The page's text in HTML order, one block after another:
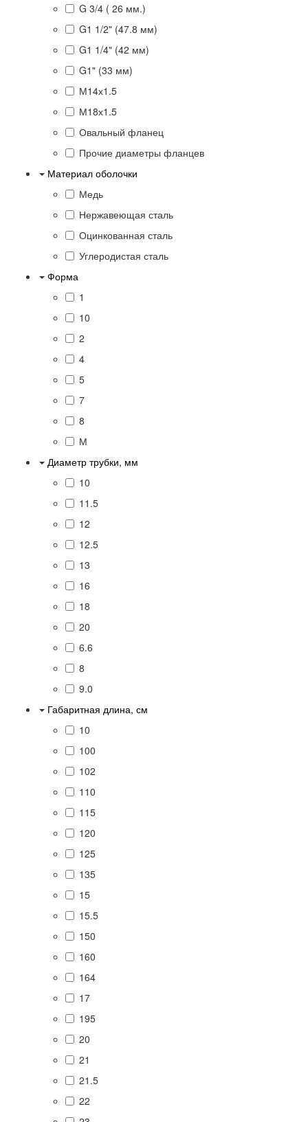
G 3/4 ( 26 мм.)
G1 1/2" (47.8 мм)
G1 1/4" (42 мм)
G1" (33 мм)
М14х1.5
М18х1.5
Овальный фланец
Прочие диаметры фланцев
Материал оболочки
Медь
Нержавеющая сталь
Оцинкованная сталь
Углеродистая сталь
Форма
1
10
2
4
5
7
8
М
Диаметр трубки, мм
10
11.5
12
12.5
13
16
18
20
6.6
8
9.0
Габаритная длина, см
10
100
102
110
115
120
125
135
15
15.5
150
160
164
17
195
20
21
21.5
22